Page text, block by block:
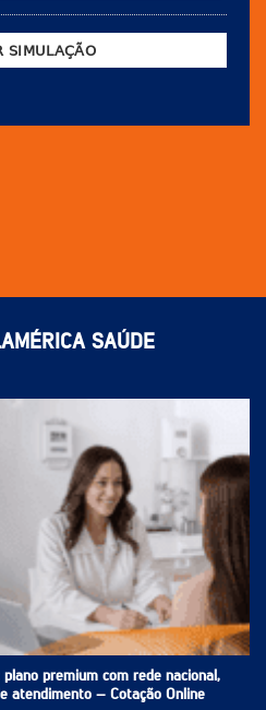
SAÚDE
premium com rede nacional,
atendimento – Cotação Online